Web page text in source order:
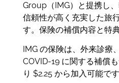
Group（IMG）と提携し、
信頼性が高く充実した旅
す。保険の補償内容と特
IMG の保険は、外来診療
COVID-19 に関する補償
り $2.25 から加入可能で